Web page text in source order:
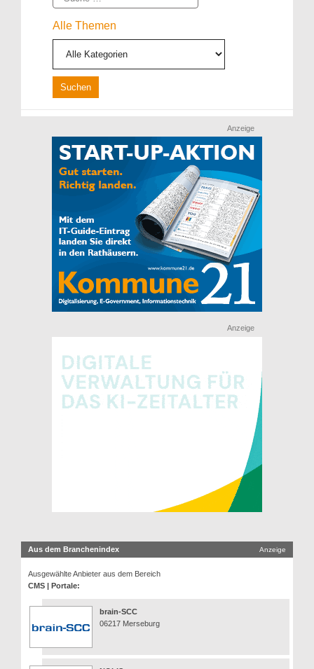
Alle Themen
Anzeige
Anzeige
Aus dem Branchenindex Anzeige
Ausgewählte Anbieter aus dem Bereich
CMS | Portale:
brain-SCC
06217 Merseburg